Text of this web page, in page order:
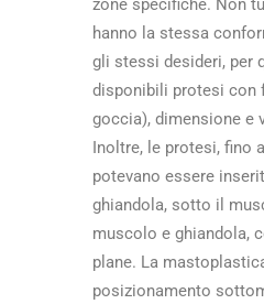
zone specifiche. Non
hanno la stessa
gli stessi desideri, per
disponibili protesi con
goccia), dimensione e
Inoltre, le protesi, fino
potevano essere
ghiandola, sotto il
muscolo e ghiandola,
plane. La
posizionamento